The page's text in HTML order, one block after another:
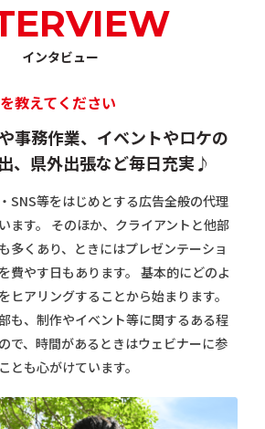
インタビュー
教えてください
事務作業、イベントやロケの
、県外出張など毎日充実♪
SNS等をはじめとする広告全般の代理
ます。 そのほか、クライアントと他部
多くあり、ときにはプレゼンテーショ
費やす日もあります。 基本的にどのよ
ヒアリングすることから始まります。
も、制作やイベント等に関するある程
で、時間があるときはウェビナーに参
とも心がけています。